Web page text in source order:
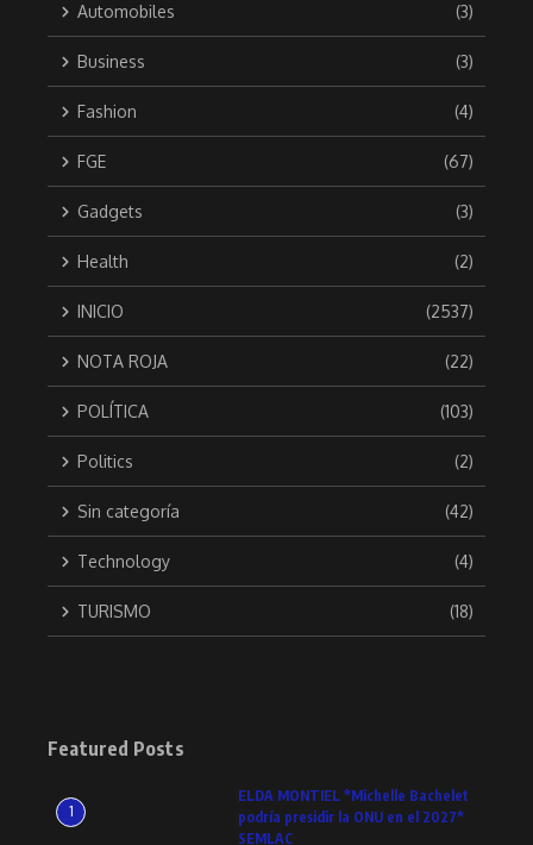
Automobiles (3)
Business (3)
Fashion (4)
FGE (67)
Gadgets (3)
Health (2)
INICIO (2537)
NOTA ROJA (22)
POLÍTICA (103)
Politics (2)
Sin categoría (42)
Technology (4)
TURISMO (18)
Featured Posts
1
ELDA MONTIEL *Michelle Bachelet
podría presidir la ONU en el 2027*
SEMLAC